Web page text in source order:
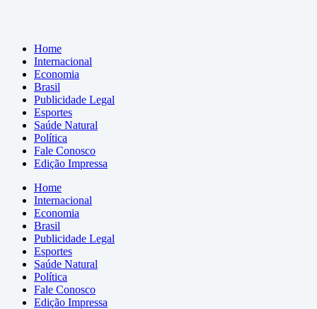
Home
Internacional
Economia
Brasil
Publicidade Legal
Esportes
Saúde Natural
Política
Fale Conosco
Edição Impressa
Home
Internacional
Economia
Brasil
Publicidade Legal
Esportes
Saúde Natural
Política
Fale Conosco
Edição Impressa